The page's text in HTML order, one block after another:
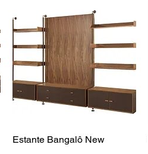
Estante Bangalô New